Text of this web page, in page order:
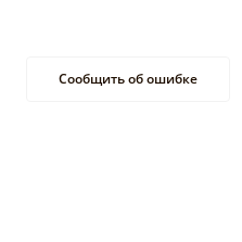
Сообщить об ошибке